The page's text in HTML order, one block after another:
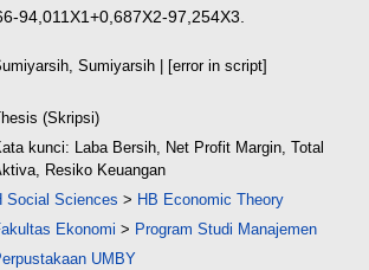
94,011X1+0,687X2-97,254X3.
Sumiyarsih | [error in script]
(Skripsi)
kunci: Laba Bersih, Net Profit Margin, Total
Resiko Keuangan
Social Sciences > HB Economic Theory
Ekonomi > Program Studi Manajemen
UMBY